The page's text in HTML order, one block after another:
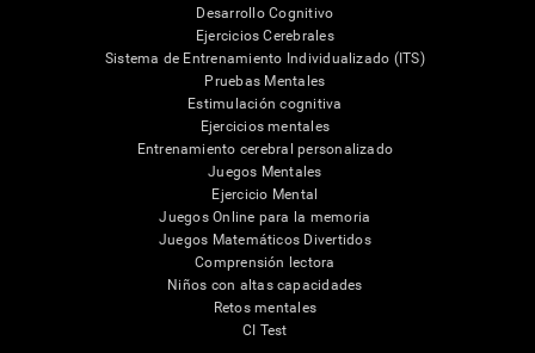
Desarrollo Cognitivo
Ejercicios Cerebrales
Sistema de Entrenamiento Individualizado (ITS)
Pruebas Mentales
Estimulación cognitiva
Ejercicios mentales
Entrenamiento cerebral personalizado
Juegos Mentales
Ejercicio Mental
Juegos Online para la memoria
Juegos Matemáticos Divertidos
Comprensión lectora
Niños con altas capacidades
Retos mentales
CI Test